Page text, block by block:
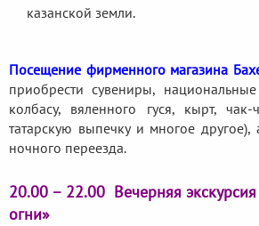
казанской земли.
Посещение фирменного магазина
приобрести сувениры,
колбасу, вяленного гуся, кырт,
татарскую выпечку и многое другое),
ночного переезда.
20.00 – 22.00 Вечерняя экскурсия
огни»